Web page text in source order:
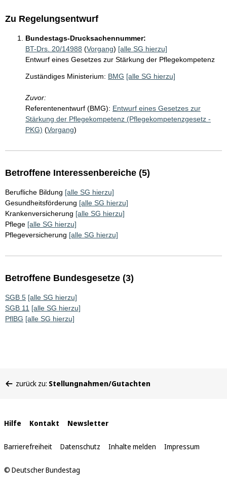
Zu Regelungsentwurf
Bundestags-Drucksachennummer:
BT-Drs. 20/14988 (Vorgang) [alle SG hierzu]
Entwurf eines Gesetzes zur Stärkung der Pflegekompetenz
Zuständiges Ministerium: BMG [alle SG hierzu]
Zuvor:
Referentenentwurf (BMG): Entwurf eines Gesetzes zur
Stärkung der Pflegekompetenz (Pflegekompetenzgesetz -
PKG) (Vorgang)
Betroffene Interessenbereiche (5)
Berufliche Bildung [alle SG hierzu]
Gesundheitsförderung [alle SG hierzu]
Krankenversicherung [alle SG hierzu]
Pflege [alle SG hierzu]
Pflegeversicherung [alle SG hierzu]
Betroffene Bundesgesetze (3)
SGB 5 [alle SG hierzu]
SGB 11 [alle SG hierzu]
PflBG [alle SG hierzu]
befinden
zurück zu: Stellungnahmen/Gutachten
Interne
Links
Hilfe Kontakt Newsletter
Barrierefreiheit Datenschutz Inhalte melden Impressum
© Deutscher Bundestag